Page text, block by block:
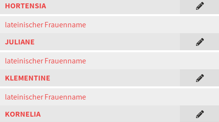
HORTENSIA
lateinischer Frauenname
JULIANE
lateinischer Frauenname
KLEMENTINE
lateinischer Frauenname
KORNELIA